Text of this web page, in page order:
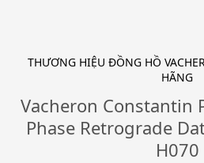
THƯƠNG HIỆU ĐỒNG HỒ
HÃNG
Vacheron Constantin
Phase Retrograde
H070